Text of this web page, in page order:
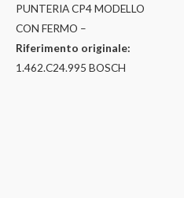
PUNTERIA CP4 MODELLO
CON FERMO –
Riferimento originale:
1.462.C24.995 BOSCH